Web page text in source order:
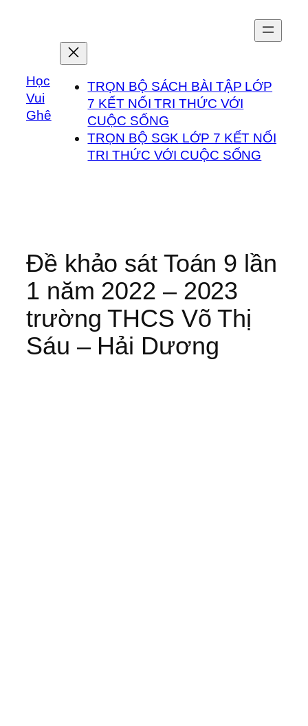
dungHọc
Vui
Ghê
TRỌN BỘ SÁCH BÀI TẬP LỚP
7 KẾT NỐI TRI THỨC VỚI
CUỘC SỐNG
TRỌN BỘ SGK LỚP 7 KẾT NỐI
TRI THỨC VỚI CUỘC SỐNG
Đề khảo sát Toán 9 lần
1 năm 2022 – 2023
trường THCS Võ Thị
Sáu – Hải Dương